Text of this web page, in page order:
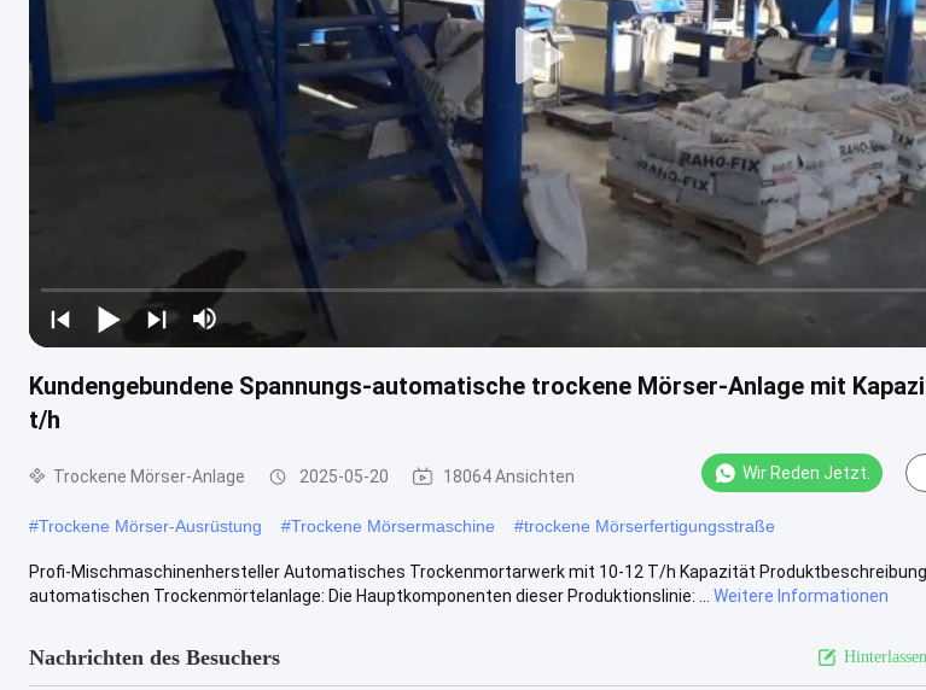
Kundengebundene Spannungs-automatische trockene Mörser-Anlage mit
t/h
Trockene Mörser-Anlage 2025-05-20 18064 Ansichten Wir Reden Jetzt.
#Trockene Mörser-Ausrüstung #Trockene Mörsermaschine #trockene Mörserfertigungsstraße
Profi-Mischmaschinenhersteller Automatisches Trockenmortarwerk mit 10-12 T/h Kapazität
automatischen Trockenmörtelanlage: Die Hauptkomponenten dieser Produktionslinie: ...
Weitere Informationen
Nachrichten des Besuchers